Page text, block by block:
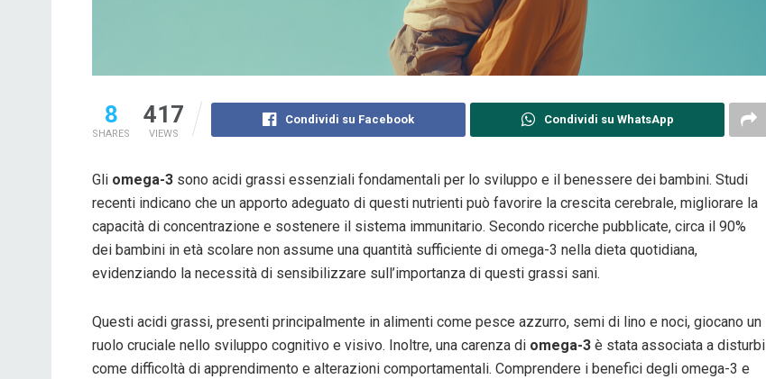
8
SHARES
417
VIEWS
Condividi su Facebook Condividi su WhatsApp
Gli omega-3 sono acidi grassi essenziali fondamentali per lo sviluppo e il benessere dei bambini. Studi
recenti indicano che un apporto adeguato di questi nutrienti può favorire la crescita cerebrale, migliorare la
capacità di concentrazione e sostenere il sistema immunitario. Secondo ricerche pubblicate, circa il 90%
dei bambini in età scolare non assume una quantità sufficiente di omega-3 nella dieta quotidiana,
evidenziando la necessità di sensibilizzare sull’importanza di questi grassi sani.
Questi acidi grassi, presenti principalmente in alimenti come pesce azzurro, semi di lino e noci, giocano un
ruolo cruciale nello sviluppo cognitivo e visivo. Inoltre, una carenza di omega-3 è stata associata a disturbi
come difficoltà di apprendimento e alterazioni comportamentali. Comprendere i benefici degli omega-3 e